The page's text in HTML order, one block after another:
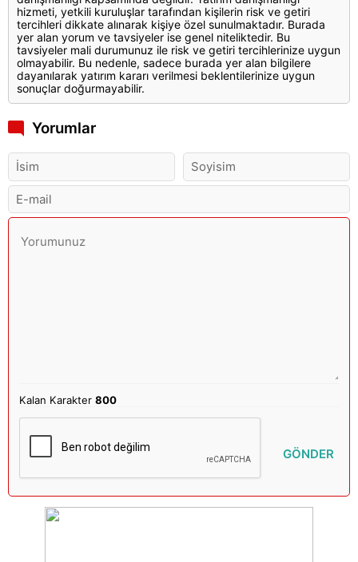
hizmeti, yetkili kuruluşlar tarafından kişilerin risk ve getiri
tercihleri dikkate alınarak kişiye özel sunulmaktadır. Burada
yer alan yorum ve tavsiyeler ise genel niteliktedir. Bu
tavsiyeler mali durumunuz ile risk ve getiri tercihlerinize uygun
olmayabilir. Bu nedenle, sadece burada yer alan bilgilere
dayanılarak yatırım kararı verilmesi beklentilerinize uygun
sonuçlar doğurmayabilir.
Yorumlar
Kalan Karakter800
GÖNDER